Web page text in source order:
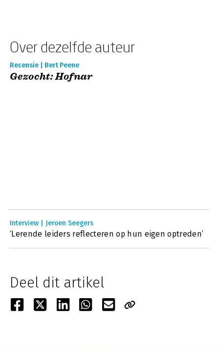
Over dezelfde auteur
Recensie | Bert Peene
Gezocht: Hofnar
Interview | Jeroen Seegers
‘Lerende leiders reflecteren op hun eigen optreden’
Deel dit artikel